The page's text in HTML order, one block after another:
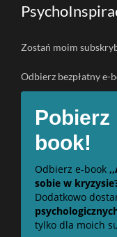
Zostań moim
Odbierz bezpłatny e-
Pobierz
book!
Odbierz e-book
sobie w
Dodatkowo
tylko dla moich